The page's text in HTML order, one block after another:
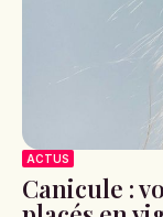
ACTUS
Canicule :